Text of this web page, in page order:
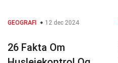
GEOGRAFI 12 dec 2024
26 Fakta Om